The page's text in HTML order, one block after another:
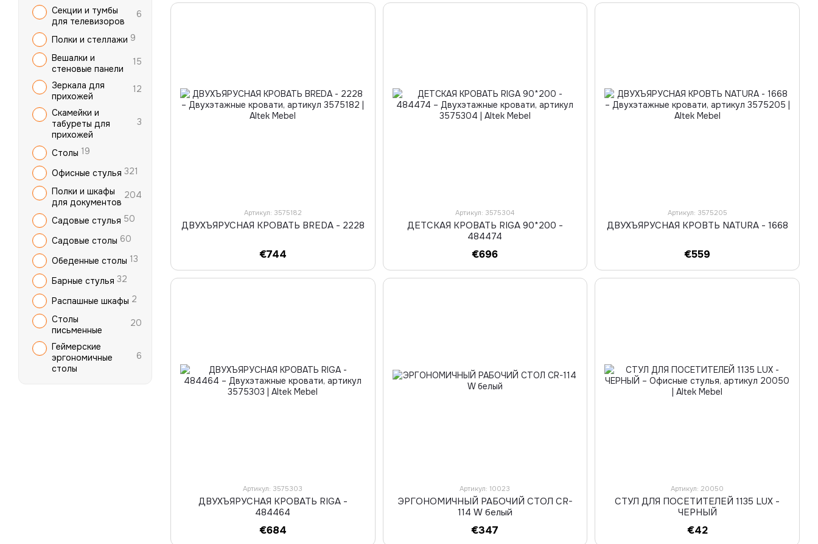
Артикул: 3575182
ДВУХЪЯРУСНАЯ КРОВАТЬ BREDA - 2228
€744
Артикул: 3575304
ДЕТСКАЯ КРОВАТЬ RIGA 90*200 -
484474
€696
Артикул: 3575205
ДВУХЪЯРУСНАЯ КРОВТЬ NATURA - 1668
€559
Артикул: 3575303
ДВУХЪЯРУСНАЯ КРОВАТЬ RIGA -
484464
€684
Артикул: 10023
ЭРГОНОМИЧНЫЙ РАБОЧИЙ СТОЛ CR-
114 W белый
€347
Артикул: 20050
СТУЛ ДЛЯ ПОСЕТИТЕЛЕЙ 1135 LUX -
ЧЕРНЫЙ
€42
Секции и тумбы
для телевизоров
6
Полки и стеллажи 9
Вешалки и
стеновые панели
15
Зеркала для
прихожей
12
Скамейки и
табуреты для
прихожей
3
Столы 19
Офисные стулья 321
Полки и шкафы
для документов
204
Садовые стулья 50
Садовые столы 60
Обеденные столы 13
Барные стулья 32
Распашные шкафы 2
Столы
письменные
20
Геймерские
эргономичные
столы
6